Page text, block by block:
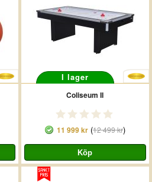
I lager
Coliseum II
11 999 kr(12 499 kr)